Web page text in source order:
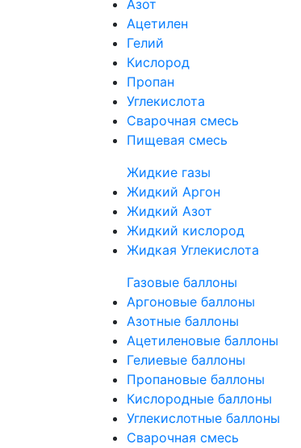
Азот
Ацетилен
Гелий
Кислород
Пропан
Углекислота
Сварочная смесь
Пищевая смесь
Жидкие газы
Жидкий Аргон
Жидкий Азот
Жидкий кислород
Жидкая Углекислота
Газовые баллоны
Аргоновые баллоны
Азотные баллоны
Ацетиленовые баллоны
Гелиевые баллоны
Пропановые баллоны
Кислородные баллоны
Углекислотные баллоны
Сварочная смесь